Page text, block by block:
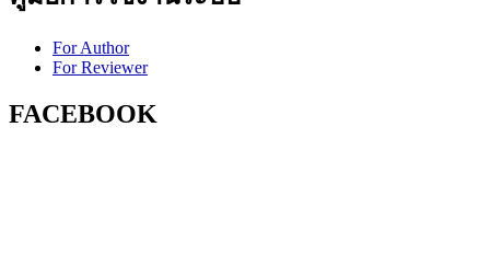
For Author
For Reviewer
FACEBOOK